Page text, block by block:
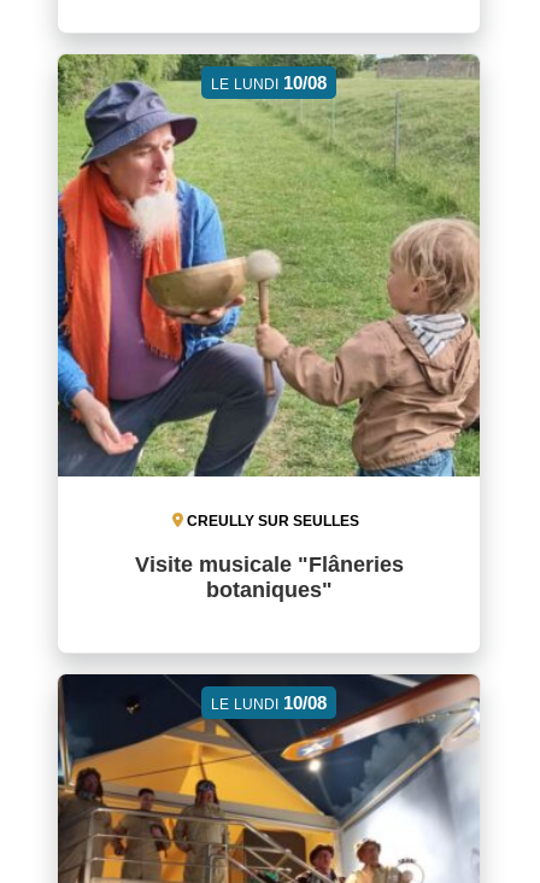
LE LUNDI 10/08
CREULLY SUR SEULLES
Visite musicale "Flâneries
botaniques"
LE LUNDI 10/08